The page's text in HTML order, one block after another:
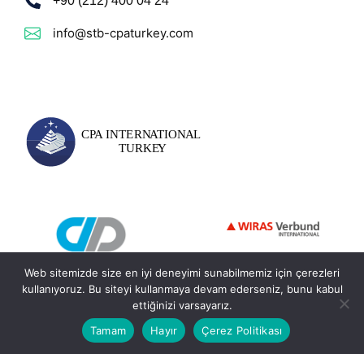
info@stb-cpaturkey.com
© 2026 - STB CPA International Turkey. Tüm Hakları Saklıdır.
Web sitemizde size en iyi deneyimi sunabilmemiz için çerezleri
kullanıyoruz. Bu siteyi kullanmaya devam ederseniz, bunu kabul
ettiğinizi varsayarız.
Tamam
Hayır Çerez Politikası